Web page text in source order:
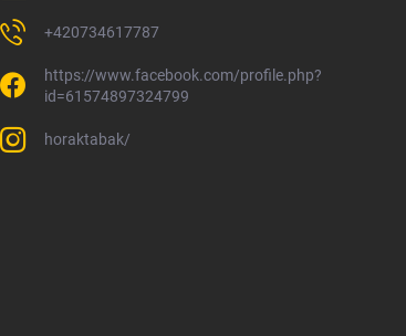
+420734617787
https://www.facebook.com/profile.php?
id=61574897324799
horaktabak/